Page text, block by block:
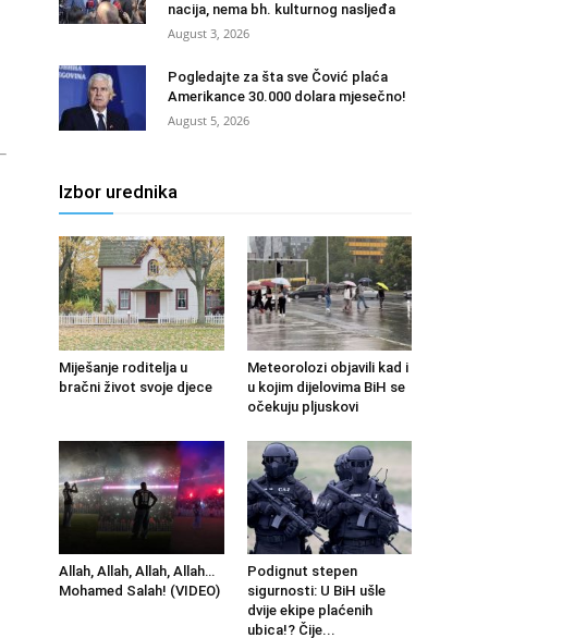
nacija, nema bh. kulturnog nasljeđa
August 3, 2026
Pogledajte za šta sve Čović plaća
Amerikance 30.000 dolara mjesečno!
August 5, 2026
Izbor urednika
Miješanje roditelja u
bračni život svoje djece
Meteorolozi objavili kad i
u kojim dijelovima BiH se
očekuju pljuskovi
Allah, Allah, Allah, Allah…
Mohamed Salah! (VIDEO)
Podignut stepen
sigurnosti: U BiH ušle
dvije ekipe plaćenih
ubica!? Čije...